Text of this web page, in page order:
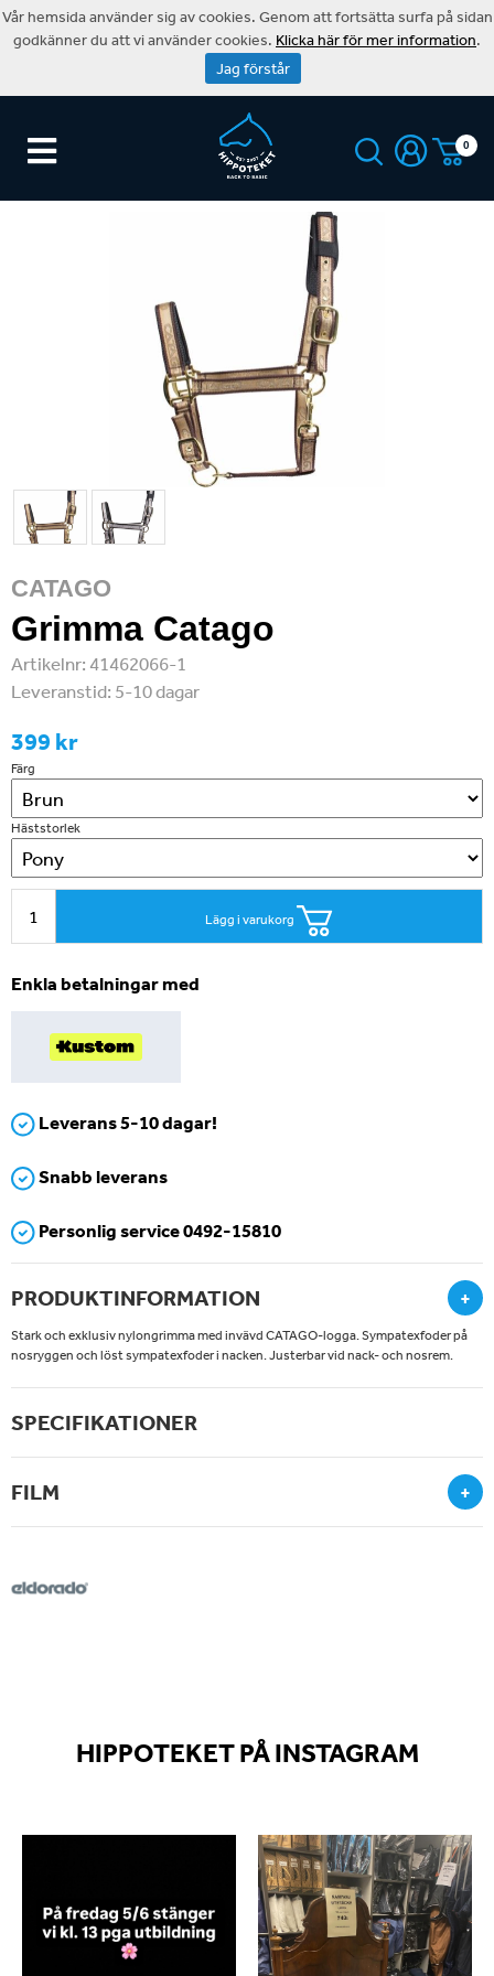
0
CATAGO
Grimma Catago
Artikelnr: 41462066-1
Leveranstid: 5-10 dagar
399 kr
Färg
Häststorlek
Lägg i varukorg
Enkla betalningar med
Leverans 5-10 dagar!
Snabb leverans
Personlig service 0492-15810
PRODUKTINFORMATION +
Stark och exklusiv nylongrimma med invävd CATAGO-logga. Sympatexfoder på
nosryggen och löst sympatexfoder i nacken. Justerbar vid nack- och nosrem.
SPECIFIKATIONER
FILM +
HIPPOTEKET PÅ INSTAGRAM
Vår hemsida använder sig av cookies. Genom att fortsätta surfa på sidan
godkänner du att vi använder cookies. Klicka här för mer information.
Jag förstår